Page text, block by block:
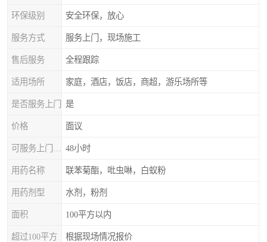
环保级别 安全环保，放心
服务方式 服务上门，现场施工
售后服务 全程跟踪
适用场所 家庭，酒店，饭店，商超，游乐场所等
是否服务上门 是
价格 面议
48小时
用药名称 联苯菊酯，吡虫啉，白蚁粉
用药剂型 水剂，粉剂
面积 100平方以内
超过100平方 根据现场情况报价